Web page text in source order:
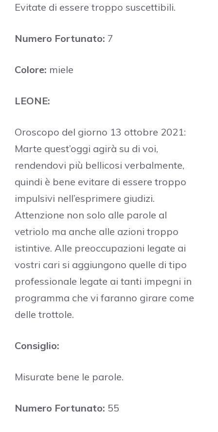
Evitate di essere troppo suscettibili.
Numero Fortunato: 7
Colore: miele
LEONE:
Oroscopo del giorno 13 ottobre 2021:
Marte quest’oggi agirà su di voi,
rendendovi più bellicosi verbalmente,
quindi è bene evitare di essere troppo
impulsivi nell’esprimere giudizi.
Attenzione non solo alle parole al
vetriolo ma anche alle azioni troppo
istintive. Alle preoccupazioni legate ai
vostri cari si aggiungono quelle di tipo
professionale legate ai tanti impegni in
programma che vi faranno girare come
delle trottole.
Consiglio:
Misurate bene le parole.
Numero Fortunato: 55